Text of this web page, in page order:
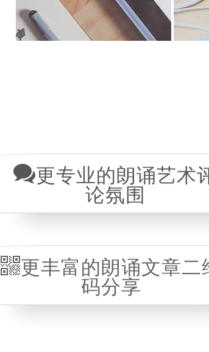
更专业的朗诵艺术
论氛围
更丰富的朗诵文章二
码分享